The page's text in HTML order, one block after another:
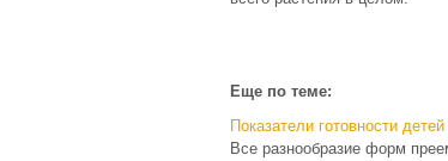
Еще по теме:
Показатели готовности
Все разнообразие форм